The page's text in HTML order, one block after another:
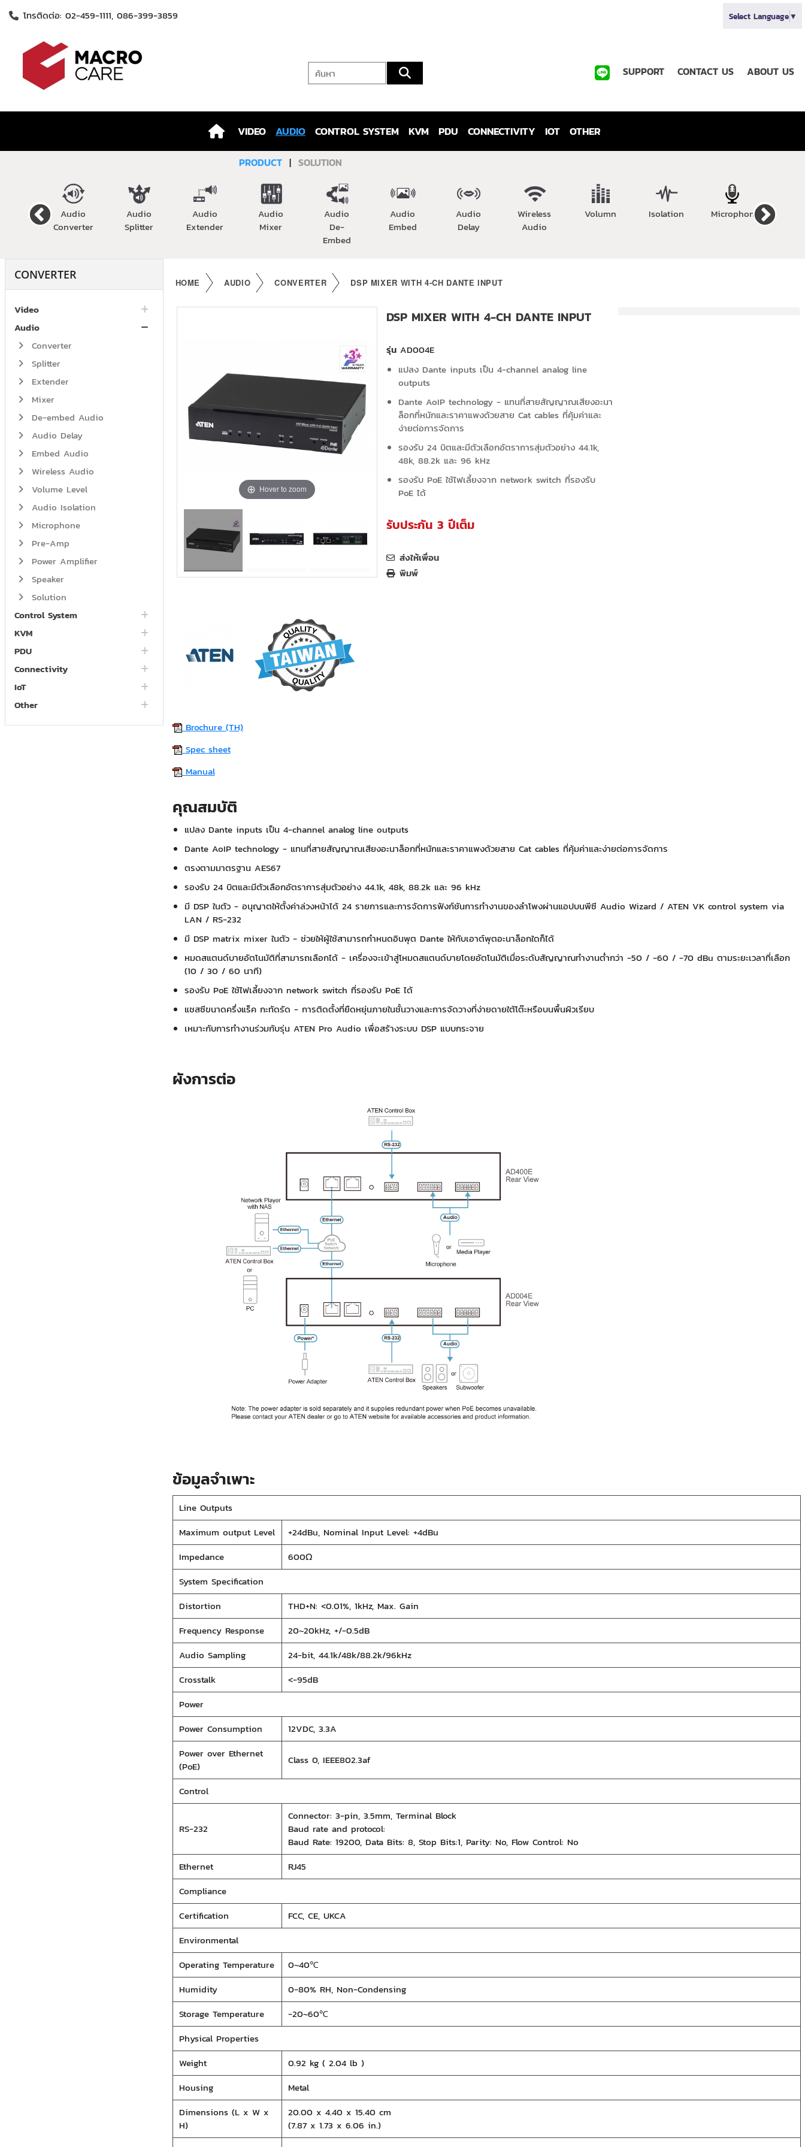
โทรติดต่อ: 02-459-1111, 086-399-3859 Select Language▼
SUPPORT CONTACT US ABOUT US
VIDEO AUDIO CONTROL SYSTEM KVM PDU CONNECTIVITY IOT OTHER
PRODUCT | SOLUTION
Audio
Converter
Audio
Splitter
Audio
Extender
Audio
Mixer
Audio
De-
Embed
Audio
Embed
Audio
Delay
Wireless
Audio
Volumn Isolation Microphone
CONVERTER
Video
Audio
Converter
Splitter
Extender
Mixer
De-embed Audio
Audio Delay
Embed Audio
Wireless Audio
Volume Level
Audio Isolation
Microphone
Pre-Amp
Power Amplifier
Speaker
Solution
Control System
KVM
PDU
Connectivity
IoT
Other
HOME AUDIO CONVERTER DSP MIXER WITH 4-CH DANTE INPUT
Hover to zoom
DSP MIXER WITH 4-CH DANTE INPUT
รุ่น AD004E
แปลง Dante inputs เป็น 4-channel analog line
outputs
Dante AoIP technology - แทนที่สายสัญญาณเสียงอะนา
ล็อกที่หนักและราคาแพงด้วยสาย Cat cables ที่คุ้มค่าและ
ง่ายต่อการจัดการ
รองรับ 24 บิตและมีตัวเลือกอัตราการสุ่มตัวอย่าง 44.1k,
48k, 88.2k และ 96 kHz
รองรับ PoE ใช้ไฟเลี้ยงจาก network switch ที่รองรับ
PoE ได้
รับประกัน 3 ปีเต็ม
ส่งให้เพื่อน
พิมพ์
Brochure (TH)
Spec sheet
Manual
คุณสมบัติ
แปลง Dante inputs เป็น 4-channel analog line outputs
Dante AoIP technology - แทนที่สายสัญญาณเสียงอะนาล็อกที่หนักและราคาแพงด้วยสาย Cat cables ที่คุ้มค่าและง่ายต่อการจัดการ
ตรงตามมาตรฐาน AES67
รองรับ 24 บิตและมีตัวเลือกอัตราการสุ่มตัวอย่าง 44.1k, 48k, 88.2k และ 96 kHz
มี DSP ในตัว - อนุญาตให้ตั้งค่าล่วงหน้าได้ 24 รายการและการจัดการฟังก์ชันการทำงานของลำโพงผ่านแอปบนพีซี Audio Wizard / ATEN VK control system via
LAN / RS-232
มี DSP matrix mixer ในตัว - ช่วยให้ผู้ใช้สามารถกำหนดอินพุต Dante ให้กับเอาต์พุตอะนาล็อกใดก็ได้
หมดสแตนด์บายอัตโนมัติที่สามารถเลือกได้ - เครื่องจะเข้าสู่โหมดสแตนด์บายโดยอัตโนมัติเมื่อระดับสัญญาณทำงานต่ำกว่า -50 / -60 / -70 dBu ตามระยะเวลาที่เลือก
(10 / 30 / 60 นาที)
รองรับ PoE ใช้ไฟเลี้ยงจาก network switch ที่รองรับ PoE ได้
แชสซีขนาดครึ่งแร็ค กะทัดรัด - การติดตั้งที่ยืดหยุ่นภายในชั้นวางและการจัดวางที่ง่ายดายใต้โต๊ะหรือบนพื้นผิวเรียบ
เหมาะกับการทำงานร่วมกับรุ่น ATEN Pro Audio เพื่อสร้างระบบ DSP แบบกระจาย
ผังการต่อ
ข้อมูลจำเพาะ
Line Outputs
Maximum output Level
+24dBu, Nominal Input Level: +4dBu
Impedance
600Ω
System Specification
Distortion
THD+N: <0.01%, 1kHz, Max. Gain
Frequency Response
20~20kHz, +/-0.5dB
Audio Sampling
24-bit, 44.1k/48k/88.2k/96kHz
Crosstalk
<-95dB
Power
Power Consumption
12VDC, 3.3A
Power over Ethernet
(PoE)
Class 0, IEEE802.3af
Control
RS-232
Connector: 3-pin, 3.5mm, Terminal Block
Baud rate and protocol:
Baud Rate: 19200, Data Bits: 8, Stop Bits:1, Parity: No, Flow Control: No
Ethernet
RJ45
Compliance
Certification
FCC, CE, UKCA
Environmental
Operating Temperature
0~40℃
Humidity
0-80% RH, Non-Condensing
Storage Temperature
-20~60℃
Physical Properties
Weight
0.92 kg ( 2.04 lb )
Housing
Metal
Dimensions (L x W x
H)
20.00 x 4.40 x 15.40 cm
(7.87 x 1.73 x 6.06 in.)